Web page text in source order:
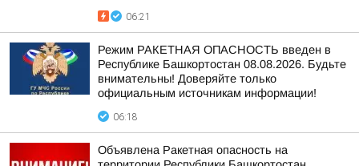
06:21
Режим РАКЕТНАЯ ОПАСНОСТЬ введен в
Республике Башкортостан 08.08.2026. Будьте
внимательны! Доверяйте только
официальным источникам информации!
06:18
Объявлена Ракетная опасность на